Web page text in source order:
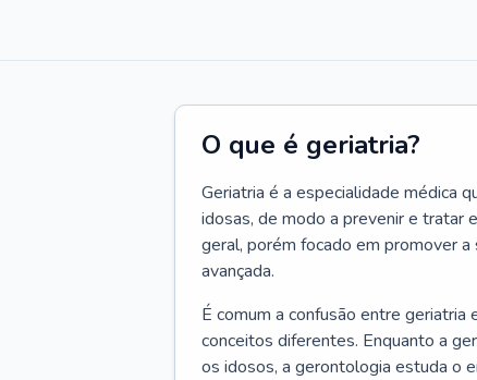
O que é geriatria?
Geriatria é a especialidade médica
idosas, de modo a prevenir e tratar
geral, porém focado em promover
avançada.
É comum a confusão entre
conceitos diferentes. Enquanto a
os idosos, a gerontologia estuda o